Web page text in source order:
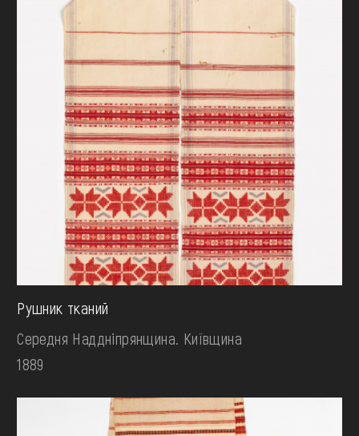
Рушник тканий
Середня Наддніпрянщина. Київщина
1889